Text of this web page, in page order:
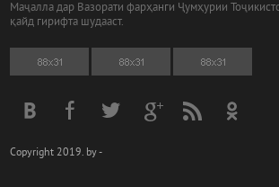
Маҷалла дар Вазорати фарҳанги Ҷумҳурии
қайд гирифта шудааст.
Copyright 2019. by -